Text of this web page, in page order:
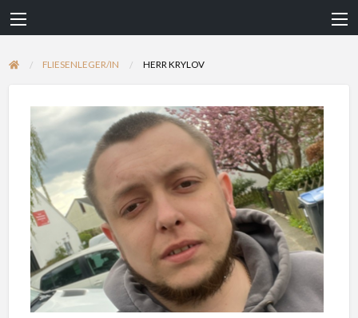
FLIESENLEGER/IN HERR KRYLOV